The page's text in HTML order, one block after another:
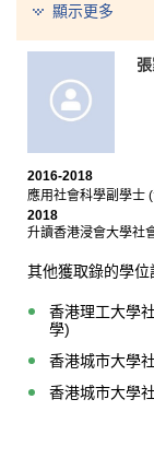
的耐心解答，
的科目。另
我提供非聯招
中發揮自如。
HPSHCC。
顯示更多
2016-2018
應用社會科學副學士
2018
升讀香港浸會大學社
其他獲取錄的學位
香港理工大學
學)
香港城市大學
香港城市大學